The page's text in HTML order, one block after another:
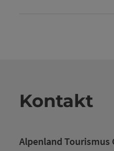
Kontakt
Alpenland Tourismus